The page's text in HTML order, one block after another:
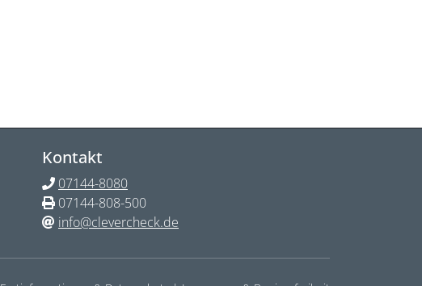
Kontakt
07144-8080
07144-808-500
info@clevercheck.de